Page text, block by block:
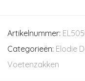
Artikelnummer:
Categorieën: Elodie
Voetenzakken